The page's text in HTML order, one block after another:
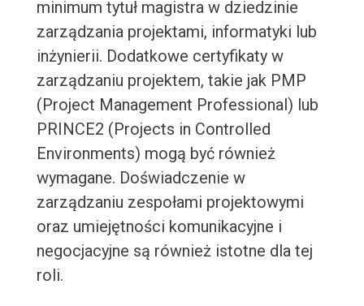
minimum tytuł magistra w dziedzinie
zarządzania projektami, informatyki lub
inżynierii. Dodatkowe certyfikaty w
zarządzaniu projektem, takie jak PMP
(Project Management Professional) lub
PRINCE2 (Projects in Controlled
Environments) mogą być również
wymagane. Doświadczenie w
zarządzaniu zespołami projektowymi
oraz umiejętności komunikacyjne i
negocjacyjne są również istotne dla tej
roli.